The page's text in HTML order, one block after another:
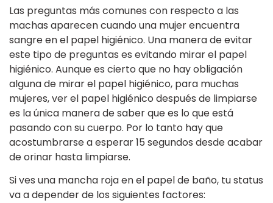
Las preguntas más comunes con respecto a las
machas aparecen cuando una mujer encuentra
sangre en el papel higiénico. Una manera de evitar
este tipo de preguntas es evitando mirar el papel
higiénico. Aunque es cierto que no hay obligación
alguna de mirar el papel higiénico, para muchas
mujeres, ver el papel higiénico después de limpiarse
es la única manera de saber que es lo que está
pasando con su cuerpo. Por lo tanto hay que
acostumbrarse a esperar 15 segundos desde acabar
de orinar hasta limpiarse.
Si ves una mancha roja en el papel de baño, tu status
va a depender de los siguientes factores: